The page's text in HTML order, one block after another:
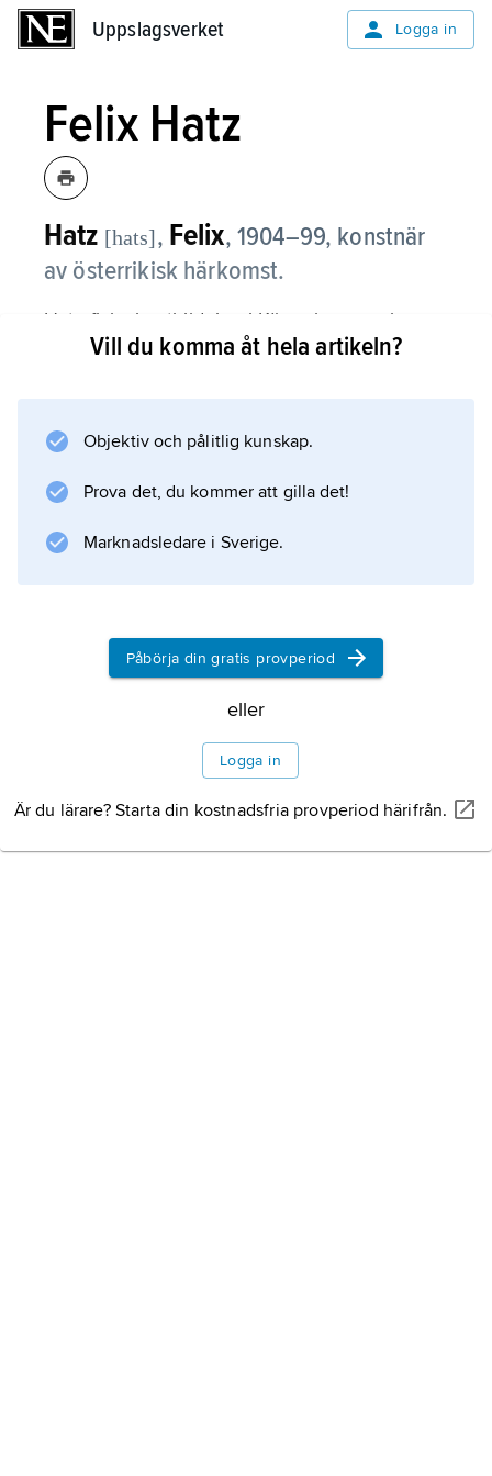
Uppslagsverket Logga in
Felix Hatz
Hatz [hats], Felix, 1904–99, konstnär
av österrikisk härkomst.
Hatz fick sin utbildning i Köpenhamn och
Stockholm. Han tog i tidiga år intryck av
koloristisk, finstämd konst med abstrakt
bemärkt kring 1950 genom en förnyande
insats som utpräglad målargrafiker
Information om artikeln
Vill du komma åt hela artikeln?
Objektiv och pålitlig kunskap.
Prova det, du kommer att gilla det!
Marknadsledare i Sverige.
Påbörja din gratis provperiod
eller
Logga in
Är du lärare? Starta din kostnadsfria provperiod härifrån.